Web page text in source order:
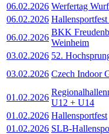
06.02.2026 Werfertag
06.02.2026
06.02.2026
BKK
Weinheim
03.02.2026 52.
03.02.2026 Czech Indoor
01.02.2026
U12 + U14
01.02.2026 Hallensportfest
01.02.2026 SLB-